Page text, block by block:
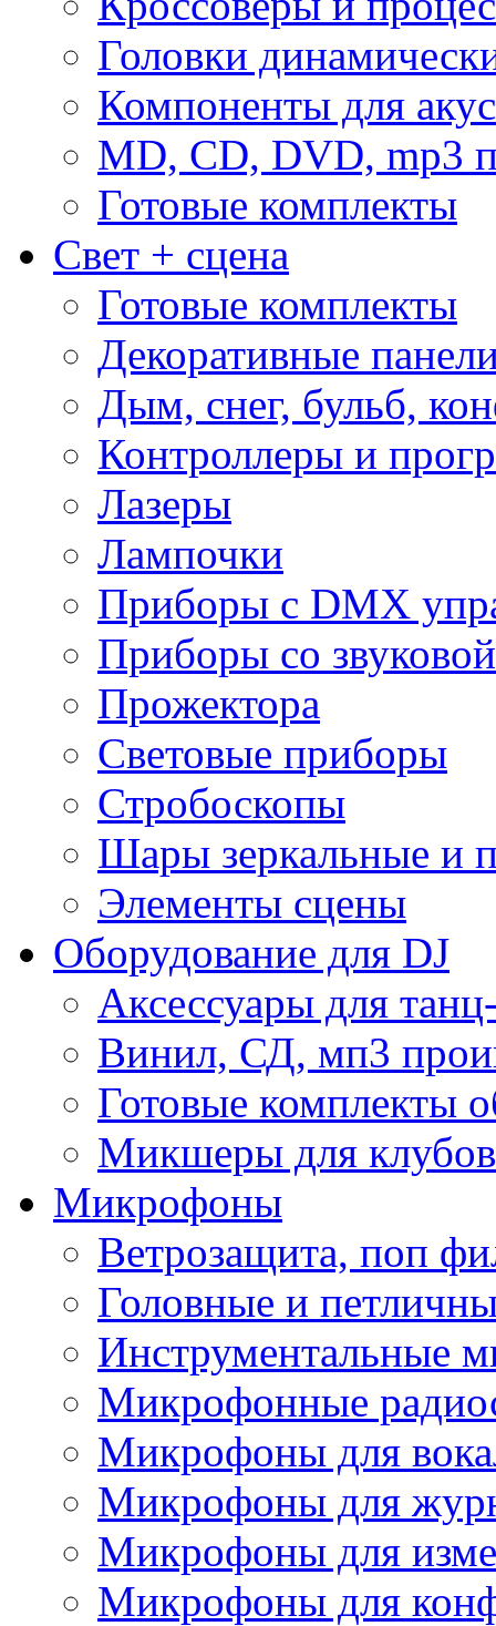
Головки
Компоненты для
MD, CD, DVD, mp3
Готовые комплекты
Свет + сцена
Готовые комплекты
Декоративные
Дым, снег, бульб,
Контроллеры и
Лазеры
Лампочки
Приборы с DMX
Приборы со
Прожектора
Световые приборы
Стробоскопы
Шары зеркальные и
Элементы сцены
Оборудование для DJ
Аксессуары для
Винил, СД, мп3
Готовые комплекты
Микшеры для клубов
Микрофоны
Ветрозащита, поп
Головные и
Инструментальные
Микрофонные
Микрофоны для
Микрофоны для
Микрофоны для
Микрофоны для